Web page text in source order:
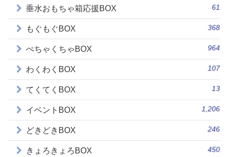
垂水おもちゃ箱応援BOX 61
もぐもぐBOX 368
ぺちゃくちゃBOX 964
わくわくBOX 107
てくてくBOX 13
イベントBOX 1,206
どきどきBOX 246
きょろきょろBOX 450